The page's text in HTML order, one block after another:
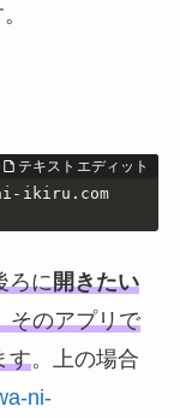
ikiru.com
ろに開きたい
そのアプリで
す。上の場合
ni-